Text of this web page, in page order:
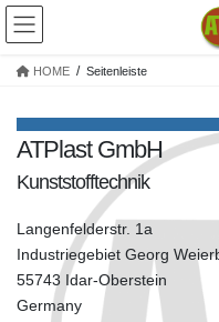
Skip
content
Skip
Navigation
HOME Seitenleiste
ATPlast GmbH
Kunststofftechnik
Langenfelderstr. 1a
Industriegebiet Georg
55743 Idar-Oberstein
Germany